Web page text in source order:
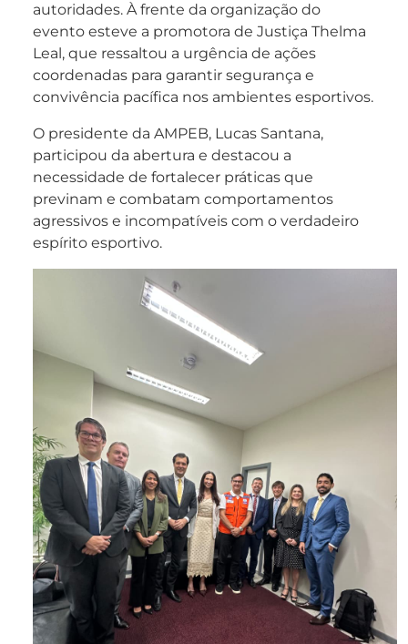
autoridades. À frente da organização do
evento esteve a promotora de Justiça Thelma
Leal, que ressaltou a urgência de ações
coordenadas para garantir segurança e
convivência pacífica nos ambientes esportivos.
O presidente da AMPEB, Lucas Santana,
participou da abertura e destacou a
necessidade de fortalecer práticas que
previnam e combatam comportamentos
agressivos e incompatíveis com o verdadeiro
espírito esportivo.